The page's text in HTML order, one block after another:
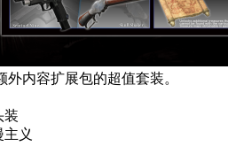
内容扩展包的超值套装。
装
主义